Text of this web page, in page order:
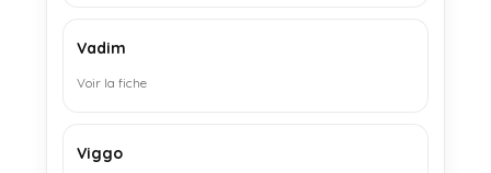
Vadim
Voir la fiche
Viggo